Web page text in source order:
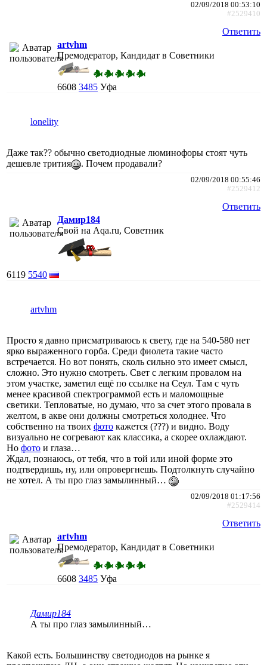
02/09/2018 00:53:10
#2529410
Ответить
artvhm
Премодератор, Кандидат в Советники
6608 3485 Уфа
lonelity
Даже так?? обычно светодиодные люминофоры стоят чуть
дешевле трития
. Почем продавали?
02/09/2018 00:55:46
#2529412
Ответить
Дамир184
Свой на Aqa.ru, Советник
6119 5540
artvhm
Просто я давно присматриваюсь к свету, где на 540-580 нет
ярко выраженного горба. Среди фиолета такие часто
встречается. Но вот понять, сколь сильно это имеет смысл,
сложно. Это нужно смотреть. Свет с легким провалом на
этом участке, заметил ещё по ссылке на Сеул. Там с чуть
менее красивой спектрограммой есть и маломощные
светики. Тепловатые, но думаю, что за счет этого провала в
желтом, в акве они должны смотреться холоднее. Что
собственно на твоих фото кажется (???) и видно. Воду
визуально не согревают как классика, а скорее охлаждают.
Но фото и глаза…
Ждал, познаюсь, от тебя, что в той или иной форме это
подтвердишь, ну, или опровергнешь. Подтолкнуть случайно
не хотел. А ты про глаз замылинный…
02/09/2018 01:17:56
#2529414
Ответить
artvhm
Премодератор, Кандидат в Советники
6608 3485 Уфа
Дамир184
А ты про глаз замылинный…
Какой есть. Большинству светодиодов на рынке я